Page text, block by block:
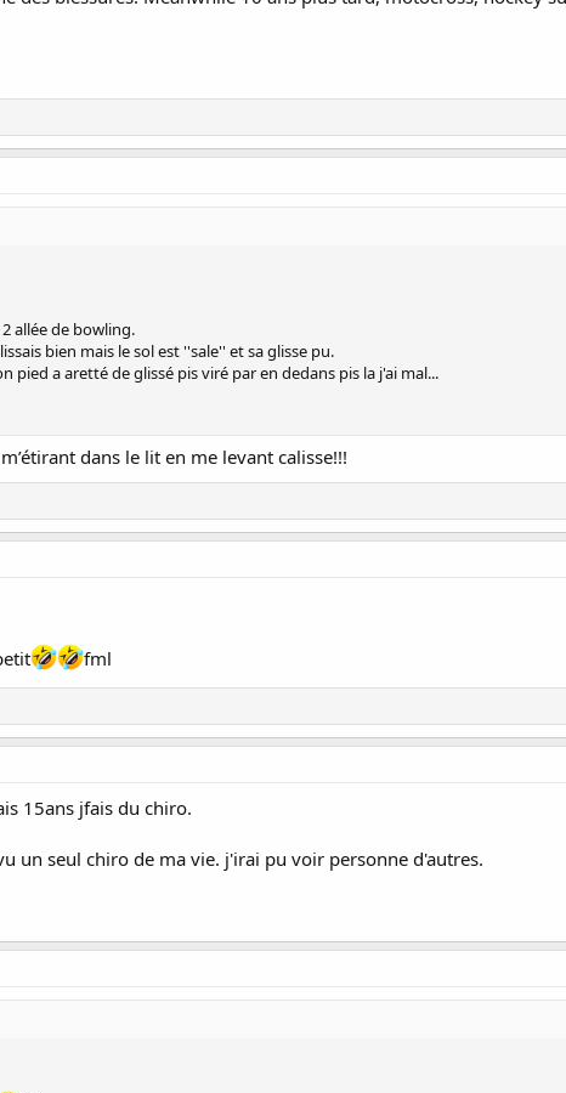
allée de bowling.
bien mais le sol est ''sale'' et sa glisse pu.
pied a aretté de glissé pis viré par en dedans pis la j'ai mal...
dans le lit en me levant calisse!!!
fml
15ans jfais du chiro.
un seul chiro de ma vie. j'irai pu voir personne d'autres.